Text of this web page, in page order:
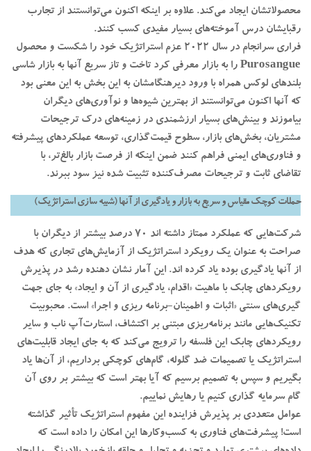
محصولاتشان ایجاد می‌کند. علاوه بر اینکه اکنون می‌توانستند از تجارب
رقبایشان درس آموخته‌های بسیار مفیدی کسب کنند.
فراری سرانجام در سال 2022 عزم استراتژیک خود را شکست و محصول
Purosangue را به بازار معرفی کرد تاخت و تاز سریع آنها به بازار شاسی
بلندهای لوکس همراه با ورود دیرهنگامشان به این بخش به این معنی بود
که آنها اکنون می‌توانستند از بهترین شیوه‌ها و نوآوری‌های دیگران
بیاموزند و بینش‌های بسیار ارزشمندی در زمینه‌های درک ترجیحات
مشتریان، بخش‌های بازار، سطوح قیمت‌گذاری، توسعه عملکردهای پیشرفته
و فناوری‌های ایمنی فراهم کنند ضمن اینکه از فرصت بازار بالغ‌تر، با
تقاضای ثابت و ترجیحات مصرف‌کننده تثبیت شده نیز سود ببرند.
حملات کوچک مقیاس و سریع به بازار و یادگیری از آنها (شبیه سازی استراتژیک)
شرکت‌هایی که عملکرد ممتاز داشته اند 70 درصد بیشتر از دیگران با
صراحت به عنوان یک رویکرد استراتژیک از آزمایش‌های تجاری که هدف
از آنها یادگیری بوده یاد کرده اند. این آمار نشان دهنده رشد در پذیرش
رویکردهای چابک با ماهیت «اقدام، یادگیری از آن و ایجاد» به جای جهت
گیری‌های سنتی «اثبات و اطمینان-برنامه ریزی و اجرا» است. محبوبیت
تکنیک‌هایی مانند برنامه‌ریزی مبتنی بر اکتشاف، استارت‌آپ ناب و سایر
رویکردهای چابک این فلسفه را ترویج می‌کند که به جای ایجاد قابلیت‌های
استراتژیک یا تصمیمات ضد گلوله، گام‌های کوچکی برداریم، از آن‌ها یاد
بگیریم و سپس به تصمیم ‌برسیم که آیا بهتر است که بیشتر بر روی آن
گام سرمایه گذاری کنیم یا رهایش نماییم.
عوامل متعددی بر پذیرش فزاینده این مفهوم استراتژیک تأثیر گذاشته
است! پیشرفت‌های فناوری به کسب‌وکارها این امکان را داده است که